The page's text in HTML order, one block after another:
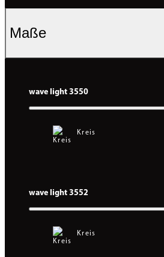
Maße
wave light 3550
Kreis
wave light 3552
Kreis